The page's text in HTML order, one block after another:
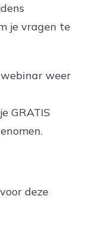
je vragen te
weer
GRATIS
deze